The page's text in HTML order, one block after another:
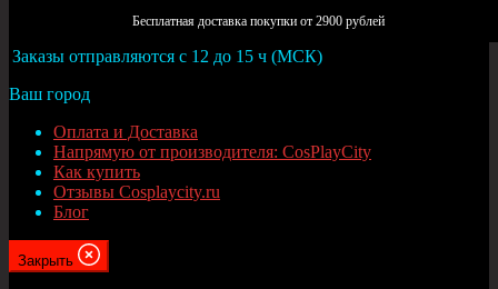
Бесплатная доставка покупки от 2900 рублей
Заказы отправляются с 12 до 15 ч (МСК)
Ваш город
Оплата и Доставка
Напрямую от производителя: CosPlayCity
Как купить
Отзывы Cosplaycity.ru
Блог
Закрыть